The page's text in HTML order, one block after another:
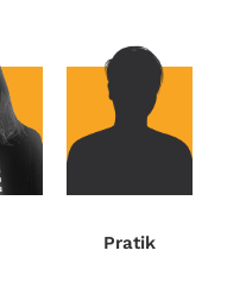
Pratik